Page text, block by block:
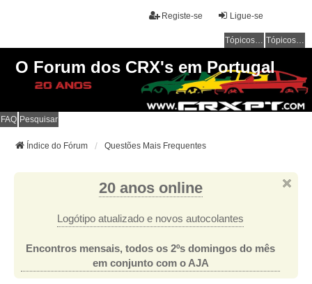
Ligue-se
Registe-se
Tópicos sem resposta Tópicos ativos
O Forum dos CRX's em Portugal
FAQ Pesquisar
Índice do Fórum Questões Mais Frequentes
20 anos online
Logótipo atualizado e novos autocolantes
Encontros mensais, todos os 2ºs domingos do mês
em conjunto com o AJA